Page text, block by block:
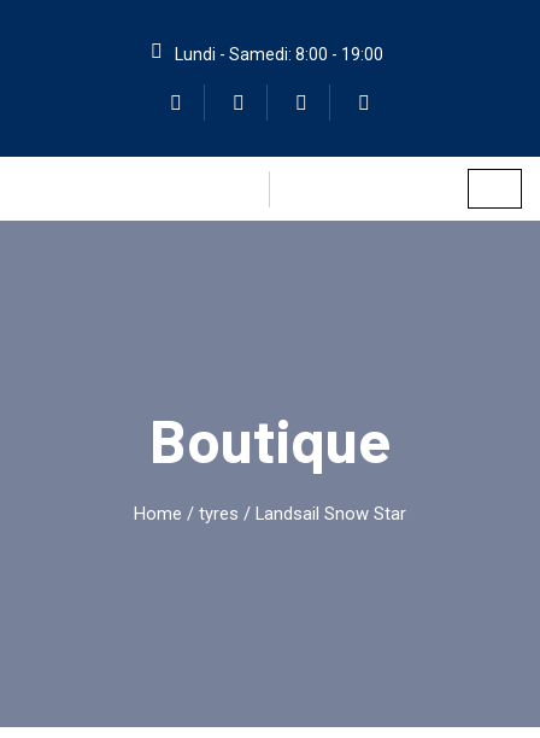
Lundi - Samedi: 8:00 - 19:00
Boutique
Home / tyres / Landsail Snow Star